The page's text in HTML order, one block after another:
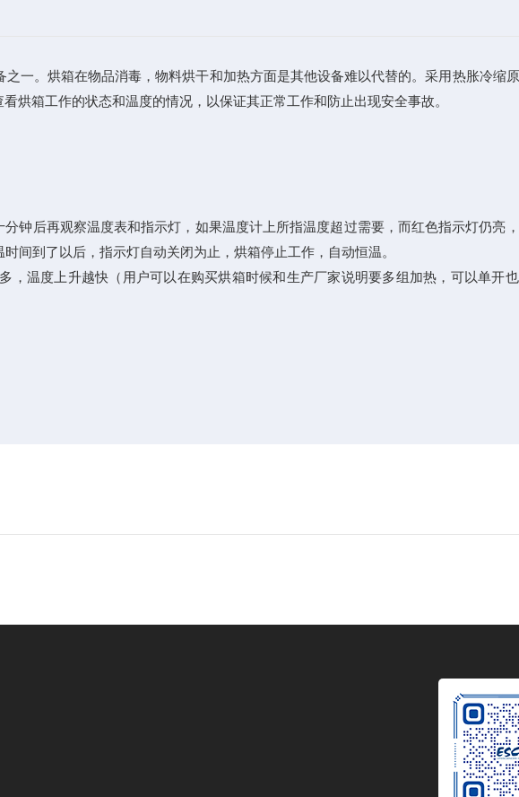
。烘箱在物品消毒，物料烘干和加热方面是其他设备难以代替的。采用热胀冷缩
烘箱工作的状态和温度的情况，以保证其正常工作和防止出现安全事故。
后再观察温度表和指示灯，如果温度计上所指温度超过需要，而红色指示灯仍亮
间到了以后，指示灯自动关闭为止，烘箱停止工作，自动恒温。
温度上升越快（用户可以在购买烘箱时候和生产厂家说明要多组加热，可以单开